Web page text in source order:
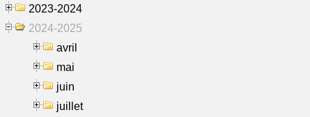
2023-2024
2024-2025
avril
mai
juin
juillet